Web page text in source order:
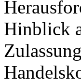
Hinblick